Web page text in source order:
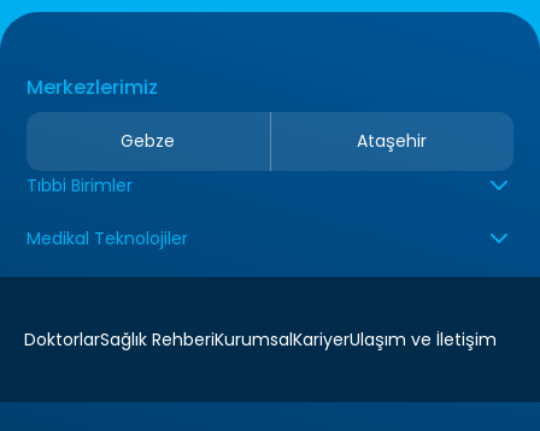
Merkezlerimiz
Gebze
Ataşehir
Tıbbi Birimler
Medikal Teknolojiler
DoktorlarSağlık RehberiKurumsalKariyerUlaşım ve İletişim